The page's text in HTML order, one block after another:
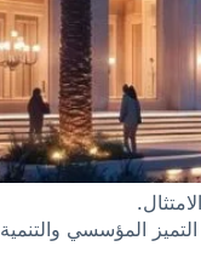
المؤسسي والتنمية